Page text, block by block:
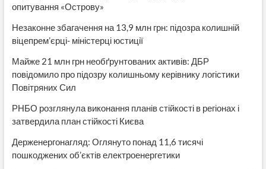
опитування «Острову»
Незаконне збагачення на 13,9 млн грн: підозра колишній
віцепрем’єрці- міністерці юстиції
Майже 21 млн грн необґрунтованих активів: ДБР
повідомило про підозру колишньому керівнику логістики
Повітряних Сил
РНБО розглянула виконання планів стійкості в регіонах і
затвердила план стійкості Києва
Держенергонагляд: Оглянуто понад 11,6 тисячі
пошкоджених об’єктів електроенергетики